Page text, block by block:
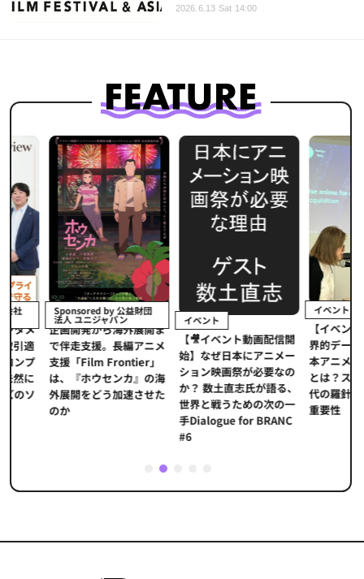
2026.6.13 Sat 14:00
Sponsored by 公益財団
法人 ユニジャパン
企画開発から海外展開ま
で伴走支援。長編アニメ
支援「Film Frontier」
は、『ホウセンカ』の海
外展開をどう加速させた
イベント
【🎥イベント動画配信開
始】なぜ日本にアニメー
ション映画祭が必要なの
か？ 数土直志氏が語る、
世界と戦うための次の一
手Dialogue for BRANC
イベント
【イベントレポ
界的データ企業
本アニメの「真
とは？ストリー
代の羅針盤「デ
重要性
2